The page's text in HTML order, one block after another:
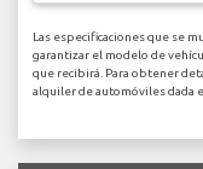
Las especificaciones que se
garantizar el modelo de
que recibirá. Para obtener
alquiler de automóviles dada